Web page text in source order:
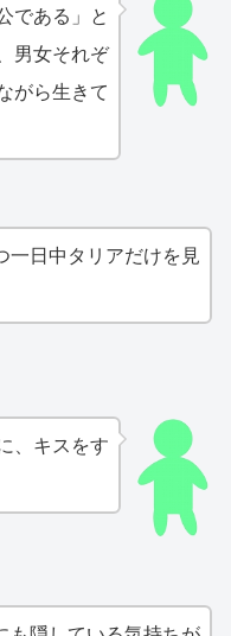
である」と
男女それぞ
がら生きて
一日中タリアだけを見
、キスをす